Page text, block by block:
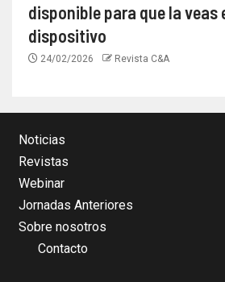
disponible para que la veas
dispositivo
24/02/2026 Revista C&A
Noticias
Revistas
Webinar
Jornadas Anteriores
Sobre nosotros
Contacto